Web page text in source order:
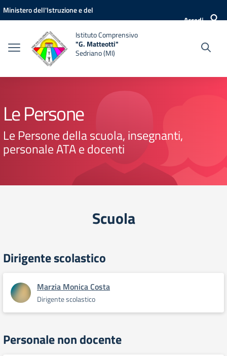
Vai ai contenuti
Vai al menu di navigazione
Vai al footer
Ministero dell'Istruzione e del
Accedi
Istituto Comprensivo
"G. Matteotti"
Sedriano (MI)
Le Persone
Le Persone della scuola, insegnanti,
personale ATA e docenti
Scuola
Dirigente scolastico
Marzia Monica Costa
Dirigente scolastico
Personale non docente